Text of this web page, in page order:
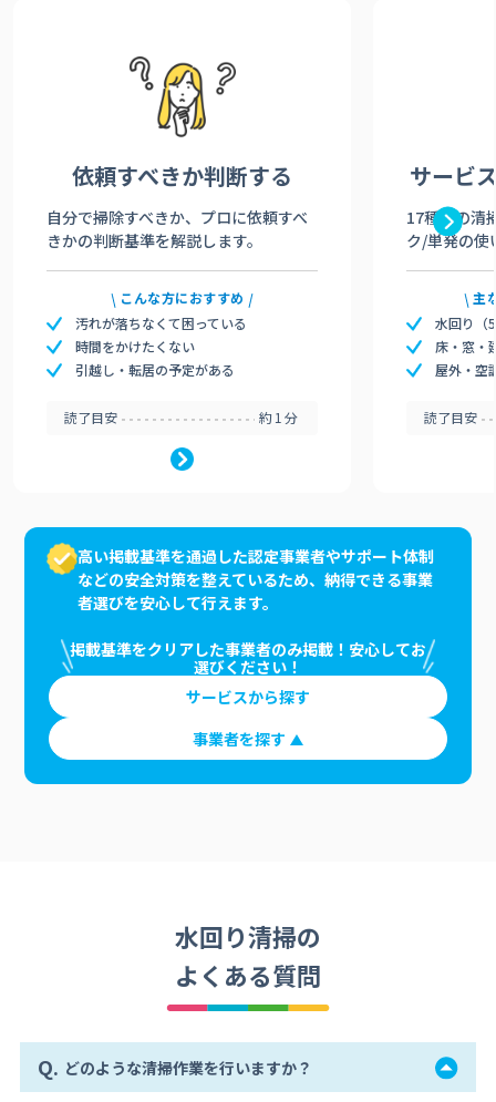
依頼すべきか判断する
自分で掃除すべきか、プロに依頼すべ
きかの判断基準を解説します。
こんな方におすすめ
汚れが落ちなくて困っている
時間をかけたくない
引越し・転居の予定がある
読了目安 約1分
サービ
17種類の清
ク/単発の使
主
水回り（
床・窓・
屋外・空
読了目安
高い掲載基準を通過した認定事業者やサポート体制
などの安全対策を整えているため、納得できる事業
者選びを安心して行えます。
掲載基準をクリアした事業者のみ掲載！安心してお
選びください！
サービスから探す
事業者を探す
水回り清掃の
よくある質問
Q. どのような清掃作業を行いますか？